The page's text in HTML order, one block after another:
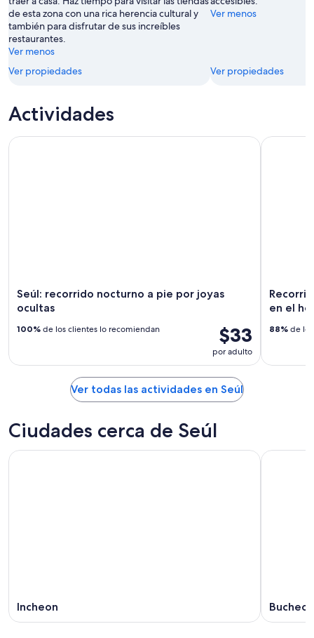
de esta zona con una rica herencia cultural y
también para disfrutar de sus increíbles
restaurantes.
Ver menos
Ver propiedades
Ver menos
Ver propiedades
Actividades
Seúl: recorrido nocturno a pie por joyas
ocultas
$33
por adulto
100% de los clientes lo recomiendan
Seúl: recorrido nocturno a pie por joyas ocultas
en el
88% de
Ver todas las actividades en Seúl
Ciudades cerca de Seúl
Incheon Bucheon